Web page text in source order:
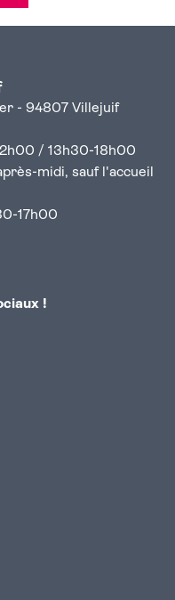
- 94807 Villejuif
/ 13h30-18h00
midi, sauf l'accueil
17h00
!